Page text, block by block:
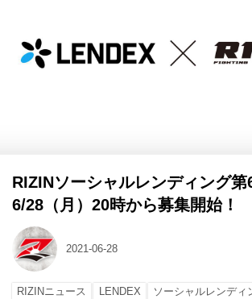
RIZINソーシャルレンディング第
6/28（月）20時から募集開始！
2021-06-28
RIZINニュース LENDEX ソーシャルレンディ